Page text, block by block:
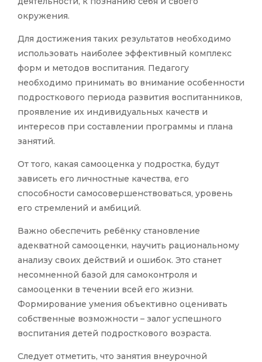
окружения.
Для достижения таких результатов необходимо
использовать наиболее эффективный комплекс
форм и методов воспитания. Педагогу
необходимо принимать во внимание особенности
подросткового периода развития воспитанников,
проявление их индивидуальных качеств и
интересов при составлении программы и плана
занятий.
От того, какая самооценка у подростка, будут
зависеть его личностные качества, его
способности самосовершенствоваться, уровень
его стремлений и амбиций.
Важно обеспечить ребёнку становление
адекватной самооценки, научить рациональному
анализу своих действий и ошибок. Это станет
несомненной базой для самоконтроля и
самооценки в течении всей его жизни.
Формирование умения объективно оценивать
собственные возможности – залог успешного
воспитания детей подросткового возраста.
Следует отметить, что занятия внеурочной